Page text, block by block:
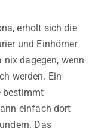
erholt sich die
und Einhörner
dagegen, wenn
werden. Ein
bestimmt
einfach dort
Das